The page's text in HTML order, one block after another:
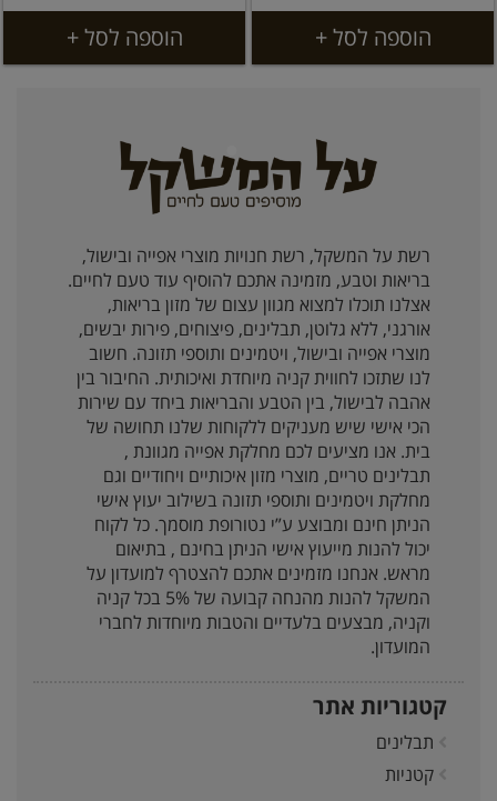
הוספה לסל + הוספה לסל +
רשת על המשקל, רשת חנויות מוצרי אפייה ובישול,
בריאות וטבע, מזמינה אתכם להוסיף עוד טעם לחיים.
אצלנו תוכלו למצוא מגוון עצום של מזון בריאות,
אורגני, ללא גלוטן, תבלינים, פיצוחים, פירות יבשים,
מוצרי אפייה ובישול, ויטמינים ותוספי תזונה. חשוב
לנו שתזכו לחווית קניה מיוחדת ואיכותית. החיבור בין
אהבה לבישול, בין הטבע והבריאות ביחד עם שירות
הכי אישי שיש מעניקים ללקוחות שלנו תחושה של
בית. אנו מציעים לכם מחלקת אפייה מגוונת ,
תבלינים טריים, מוצרי מזון איכותיים ויחודיים וגם
מחלקת ויטמינים ותוספי תזונה בשילוב יעוץ אישי
הניתן חינם ומבוצע ע”י נטורופת מוסמך. כל לקוח
יכול להנות מייעוץ אישי הניתן בחינם , בתיאום
מראש. אנחנו מזמינים אתכם להצטרף למועדון על
המשקל להנות מהנחה קבועה של 5% בכל קניה
וקניה, מבצעים בלעדיים והטבות מיוחדות לחברי
המועדון.
קטגוריות אתר
תבלינים
קטניות